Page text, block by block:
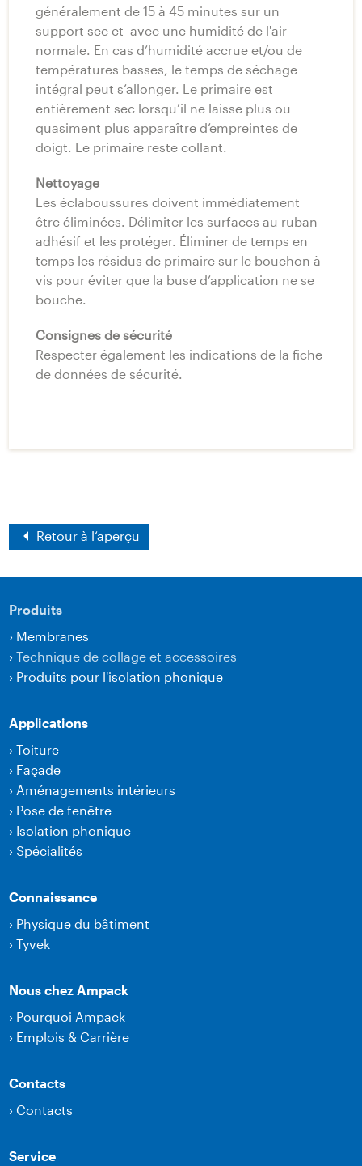
généralement de 15 à 45 minutes sur un
support sec et avec une humidité de l'air
normale. En cas d’humidité accrue et/ou de
températures basses, le temps de séchage
intégral peut s’allonger. Le primaire est
entièrement sec lorsqu’il ne laisse plus ou
quasiment plus apparaître d’empreintes de
doigt. Le primaire reste collant.
Nettoyage
Les éclaboussures doivent immédiatement
être éliminées. Délimiter les surfaces au ruban
adhésif et les protéger. Éliminer de temps en
temps les résidus de primaire sur le bouchon à
vis pour éviter que la buse d’application ne se
bouche.
Consignes de sécurité
Respecter également les indications de la fiche
de données de sécurité.
Retour à l‘aperçu
Produits
› Membranes
›Technique de collage et accessoires
› Produits pour l'isolation phonique
Applications
›Toiture
› Façade
› Aménagements intérieurs
› Pose de fenêtre
› Isolation phonique
›Spécialités
Connaissance
› Physique du bâtiment
›Tyvek
Nous chez Ampack
› Pourquoi Ampack
› Emplois & Carrière
Contacts
›Contacts
Service